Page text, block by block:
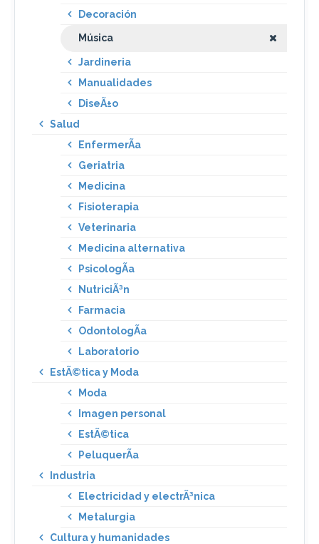
Decoración
Música
Jardineria
Manualidades
DiseÃ±o
Salud
EnfermerÃ­a
Geriatria
Medicina
Fisioterapia
Veterinaria
Medicina alternativa
PsicologÃ­a
NutriciÃ³n
Farmacia
OdontologÃ­a
Laboratorio
EstÃ©tica y Moda
Moda
Imagen personal
EstÃ©tica
PeluquerÃ­a
Industria
Electricidad y electrÃ³nica
Metalurgia
Cultura y humanidades